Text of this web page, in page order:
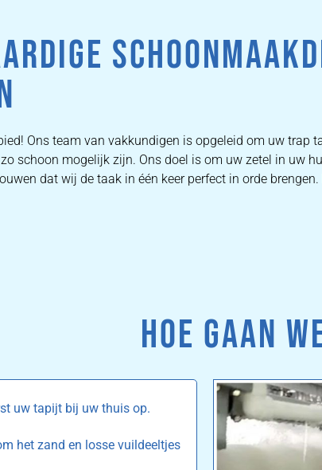
PRIJZEN
Ons team van vakkundigen is opgeleid om uw
schoon mogelijk zijn. Ons doel is om uw zetel in uw
dat wij de taak in één keer perfect in orde
HOE GAAN
uw tapijt bij uw thuis op.
het zand en losse vuildeeltjes